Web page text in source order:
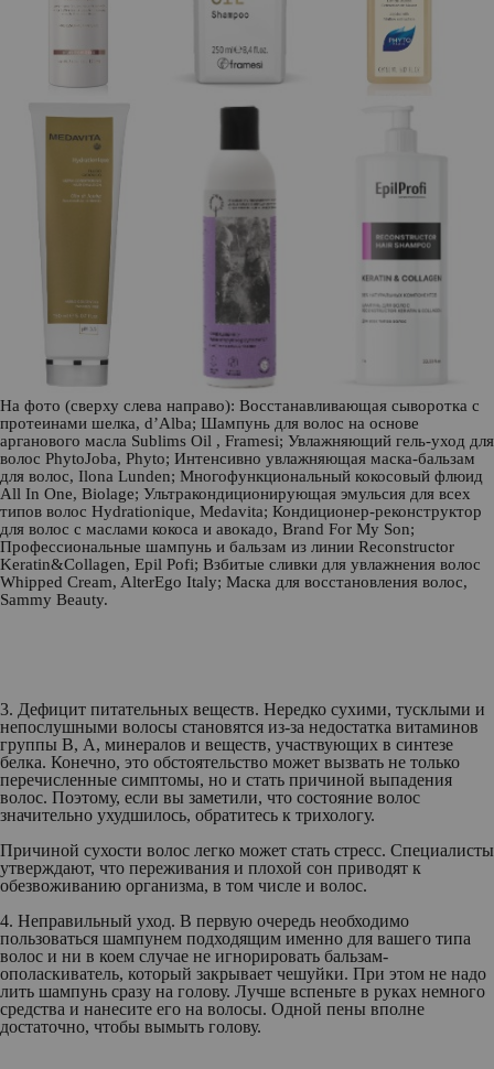
На фото (сверху слева направо): Восстанавливающая сыворотка с
протеинами шелка, d’Alba; Шампунь для волос на основе
арганового масла Sublims Oil , Framesi; Увлажняющий гель-уход для
волос PhytoJoba, Рhyto; Интенсивно увлажняющая маска-бальзам
для волос, Ilona Lunden; Многофункциональный кокосовый флюид
All In One, Biolage; Ультракондиционирующая эмульсия для всех
типов волос Hydrationique, Medavita; Кондиционер-реконструктор
для волос с маслами кокоса и авокадо, Brand For My Son;
Профессиональные шампунь и бальзам из линии Reconstructor
Keratin&Collagen, Epil Pofi; Взбитые сливки для увлажнения волос
Whipped Cream, AlterEgo Italy; Маска для восстановления волос,
Sammy Beauty.
3. Дефицит питательных веществ. Нередко сухими, тусклыми и
непослушными волосы становятся из-за недостатка витаминов
группы В, А, минералов и веществ, участвующих в синтезе
белка. Конечно, это обстоятельство может вызвать не только
перечисленные симптомы, но и стать причиной выпадения
волос. Поэтому, если вы заметили, что состояние волос
значительно ухудшилось, обратитесь к трихологу.
Причиной сухости волос легко может стать стресс. Специалисты
утверждают, что переживания и плохой сон приводят к
обезвоживанию организма, в том числе и волос.
4. Неправильный уход. В первую очередь необходимо
пользоваться шампунем подходящим именно для вашего типа
волос и ни в коем случае не игнорировать бальзам-
ополаскиватель, который закрывает чешуйки. При этом не надо
лить шампунь сразу на голову. Лучше вспеньте в руках немного
средства и нанесите его на волосы. Одной пены вполне
достаточно, чтобы вымыть голову.